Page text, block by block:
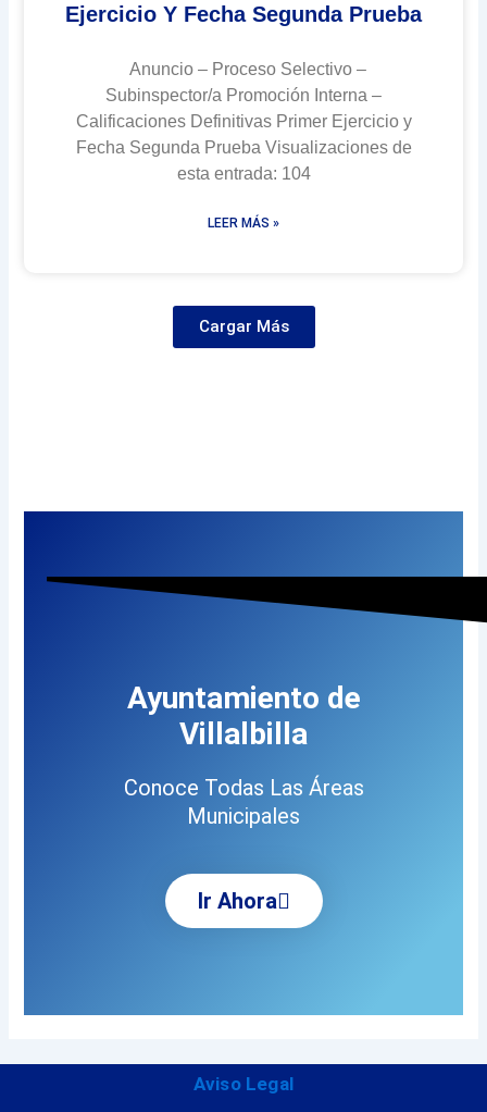
Ejercicio Y Fecha Segunda Prueba
Anuncio – Proceso Selectivo –
Subinspector/a Promoción Interna –
Calificaciones Definitivas Primer Ejercicio y
Fecha Segunda Prueba Visualizaciones de
esta entrada: 104
LEER MÁS »
Cargar Más
Ayuntamiento de
Villalbilla
Conoce Todas Las Áreas
Municipales
Ir Ahora
Aviso Legal